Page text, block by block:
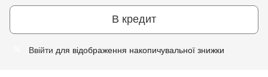
В кредит
Ввійти для відображення накопичувальної знижки